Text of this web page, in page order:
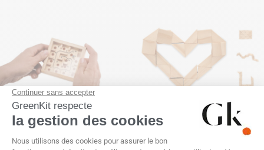
Casse-tête labyrinthe en pin
naturel
Casse-tête puzzle en bois
naturel